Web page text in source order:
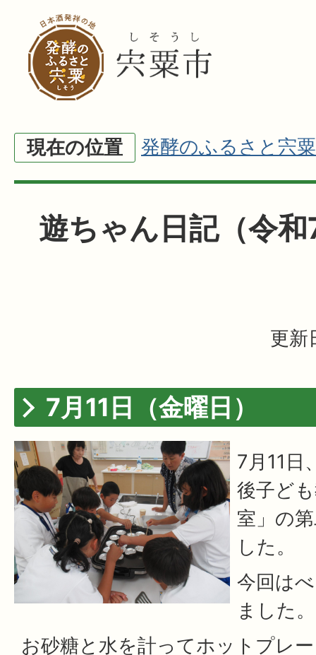
現在の位置 発酵のふるさと宍粟
遊ちゃん日記（令
更新
7月11日（金曜日）
7月11日
後子ど
室」の
した。
今回は
ました。
お砂糖と水を計ってホットプレ